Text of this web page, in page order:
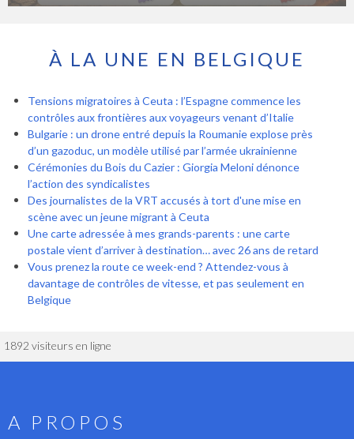
À LA UNE EN BELGIQUE
Tensions migratoires à Ceuta : l’Espagne commence les
contrôles aux frontières aux voyageurs venant d’Italie
Bulgarie : un drone entré depuis la Roumanie explose près
d’un gazoduc, un modèle utilisé par l’armée ukrainienne
Cérémonies du Bois du Cazier : Giorgia Meloni dénonce
l’action des syndicalistes
Des journalistes de la VRT accusés à tort d'une mise en
scène avec un jeune migrant à Ceuta
Une carte adressée à mes grands-parents : une carte
postale vient d’arriver à destination… avec 26 ans de retard
Vous prenez la route ce week-end ? Attendez-vous à
davantage de contrôles de vitesse, et pas seulement en
Belgique
1892 visiteurs en ligne
A PROPOS